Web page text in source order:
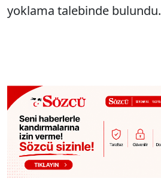
yoklama talebinde bulundu.